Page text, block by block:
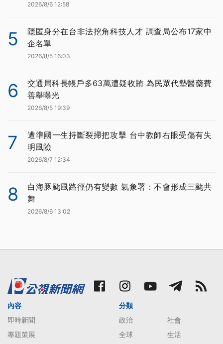
2026/8/6 12:58
5
隱匿身分在台非法挖角科技人才 調查局公布17家中
企名單
2026/8/5 16:03
6
交通局科長帳戶多63萬遭疑收賄 為民眾代墊醫藥費
善舉曝光
2026/8/5 19:39
7
遭準國一生持斷裂掃把攻擊 台中教師右眼受傷有失
明風險
2026/8/7 12:34
8
白海豚颱風路徑仍有變數 氣象署：不會形成三颱共
舞
2026/8/6 13:02
內容
即時新聞
專題策展
分類
政治
社會
全球
生活